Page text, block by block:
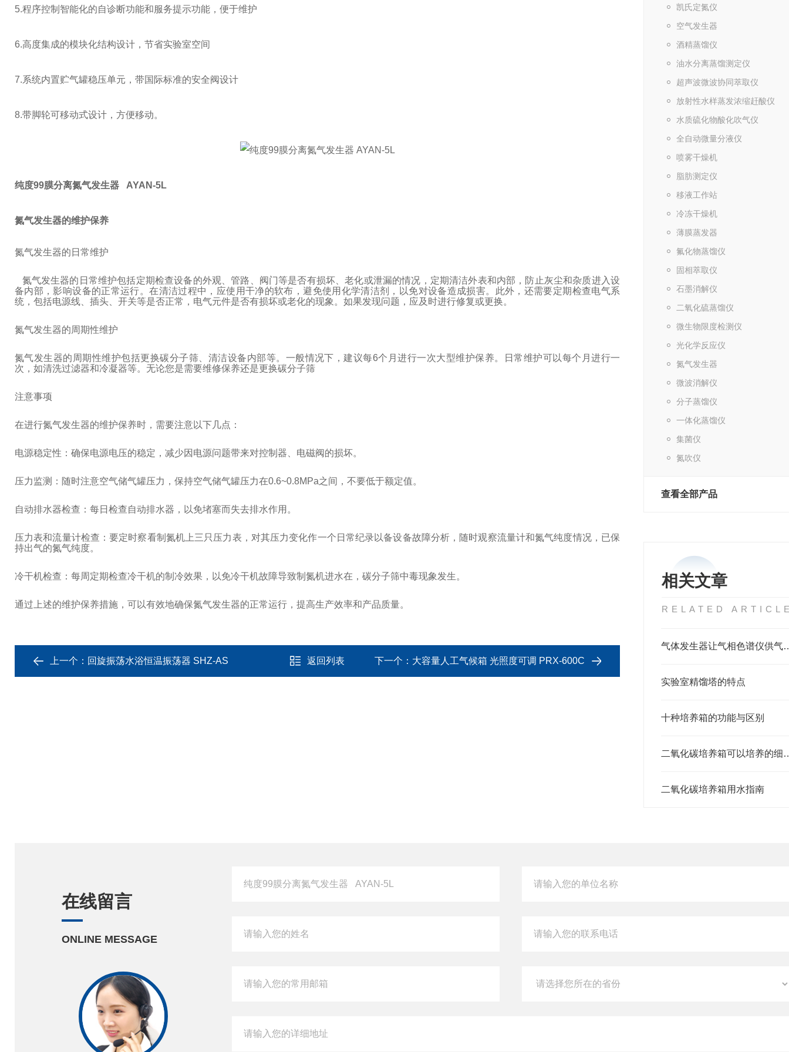
凯氏定氮仪
空气发生器
酒精蒸馏仪
油水分离蒸馏测定仪
超声波微波协同萃取仪
放射性水样蒸发浓缩赶酸仪
水质硫化物酸化吹气仪
全自动微量分液仪
喷雾干燥机
脂肪测定仪
移液工作站
冷冻干燥机
薄膜蒸发器
氟化物蒸馏仪
固相萃取仪
石墨消解仪
二氧化硫蒸馏仪
微生物限度检测仪
光化学反应仪
氮气发生器
微波消解仪
分子蒸馏仪
一体化蒸馏仪
集菌仪
氮吹仪
查看全部产品
相关文章
RELATED
气体发生器让气
实验室精馏塔的特点
十种培养箱的功能与区别
二氧化碳培养
二氧化碳培养箱用水指南
5.程序控制智能化的自诊断功能和服务提示功能，便于维护
6.高度集成的模块化结构设计，节省实验室空间
7.系统内置贮气罐稳压单元，带国际标准的安全阀设计
8.带脚轮可移动式设计，方便移动。
纯度99膜分离氮气发生器 AYAN-5L
氮气发生器的维护保养
氮气发生器的日常维护
氮气发生器的日常维护包括定期检查设备的外观、管路、阀门等是否有损坏、老化或泄漏的情况，定期清洁外表和内部，防止灰尘和杂质进入设
备内部，影响设备的正常运行。在清洁过程中，应使用干净的软布，避免使用化学清洁剂，以免对设备造成损害。此外，还需要定期检查电气系
统，包括电源线、插头、开关等是否正常，电气元件是否有损坏或老化的现象。如果发现问题，应及时进行修复或更换。
氮气发生器的周期性维护
氮气发生器的周期性维护包括更换碳分子筛、清洁设备内部等。一般情况下，建议每6个月进行一次大型维护保养。日常维护可以每个月进行一
次，如清洗过滤器和冷凝器等。无论您是需要维修保养还是更换碳分子筛
注意事项
在进行氮气发生器的维护保养时，需要注意以下几点：
电源稳定性：确保电源电压的稳定，减少因电源问题带来对控制器、电磁阀的损坏。
压力监测：随时注意空气储气罐压力，保持空气储气罐压力在0.6~0.8MPa之间，不要低于额定值。
自动排水器检查：每日检查自动排水器，以免堵塞而失去排水作用。
压力表和流量计检查：要定时察看制氮机上三只压力表，对其压力变化作一个日常纪录以备设备故障分析，随时观察流量计和氮气纯度情况，已保
持出气的氮气纯度。
冷干机检查：每周定期检查冷干机的制冷效果，以免冷干机故障导致制氮机进水在，碳分子筛中毒现象发生。
通过上述的维护保养措施，可以有效地确保氮气发生器的正常运行，提高生产效率和产品质量。
上一个： 回旋振荡水浴恒温振荡器 SHZ-AS 返回列表 下一个： 大容量人工气候箱 光照度可调 PRX-600C
在线留言
ONLINE MESSAGE